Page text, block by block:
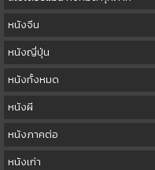
หนังจีน
หนังญี่ปุ่น
หนังทั้งหมด
หนังผี
หนังภาคต่อ
หนังเก่า